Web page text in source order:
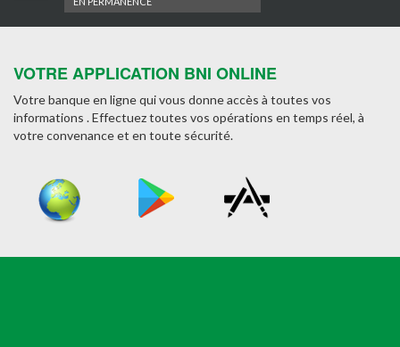
VOTRE APPLICATION BNI ONLINE
Votre banque en ligne qui vous donne accès à toutes vos
informations . Effectuez toutes vos opérations en temps réel, à
votre convenance et en toute sécurité.